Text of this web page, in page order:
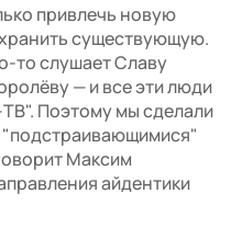
привлечь новую
существующую.
то слушает Славу
— и все эти люди
Поэтому мы сделали
"подстраивающимися"
Максим
айдентики